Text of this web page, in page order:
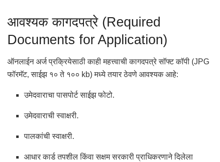
आवश्यक कागदपत्रे (Required
Documents for Application)
ऑनलाईन अर्ज प्रक्रियेसाठी काही महत्त्वाची कागदपत्रे सॉफ्ट कॉपी (JPG
फॉरमॅट, साईझ १० ते १०० kb) मध्ये तयार ठेवणे आवश्यक आहे:
उमेदवाराचा पासपोर्ट साईझ फोटो.
उमेदवाराची स्वाक्षरी.
पालकांची स्वाक्षरी.
आधार कार्ड तपशील किंवा सक्षम सरकारी प्राधिकरणाने दिलेला